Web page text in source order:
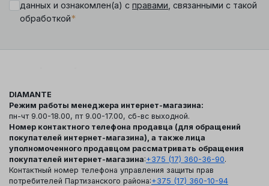
данных и ознакомлен(а) с правами , связанными с такой
обработкой*
DIAMANTE
Режим работы менеджера интернет-магазина:
пн-чт 9.00-18.00, пт 9.00-17.00, сб-вс выходной.
Номер контактного телефона продавца (для обращений
покупателей интернет-магазина), а также лица
уполномоченного продавцом рассматривать обращения
покупателей интернет-магазина:+375 (17) 360-36-90.
Контактный номер телефона управления защиты прав
потребителей Партизанского района:+375 (17) 360-10-94